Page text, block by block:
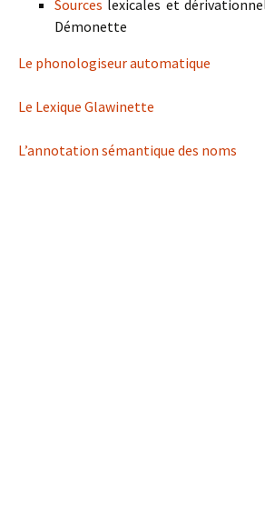
Sources lexicales et
Démonette
Le phonologiseur automatique
Le Lexique Glawinette
L’annotation sémantique des noms